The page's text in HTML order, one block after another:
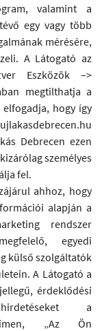
valamint a
egy vagy több
mérésére,
A Látogató az
Eszközök –>
megtilthatja a
hogy így
Debrecen ezen
személyes
fel.
ahhoz, hogy
alapján a
rendszer
egyedi
külső szolgáltatók
A Látogató a
érdeklődési
a
címen, „Az Ön